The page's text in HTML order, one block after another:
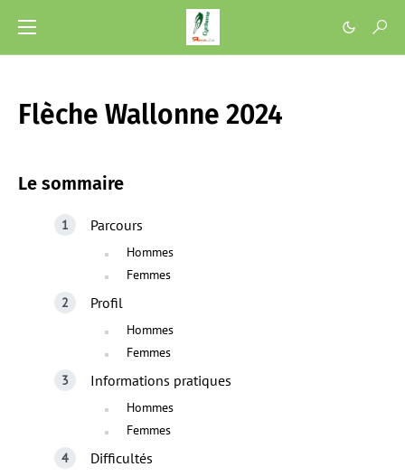
Flèche Wallonne 2024
Le sommaire
Parcours
Hommes
Femmes
Profil
Hommes
Femmes
Informations pratiques
Hommes
Femmes
Difficultés